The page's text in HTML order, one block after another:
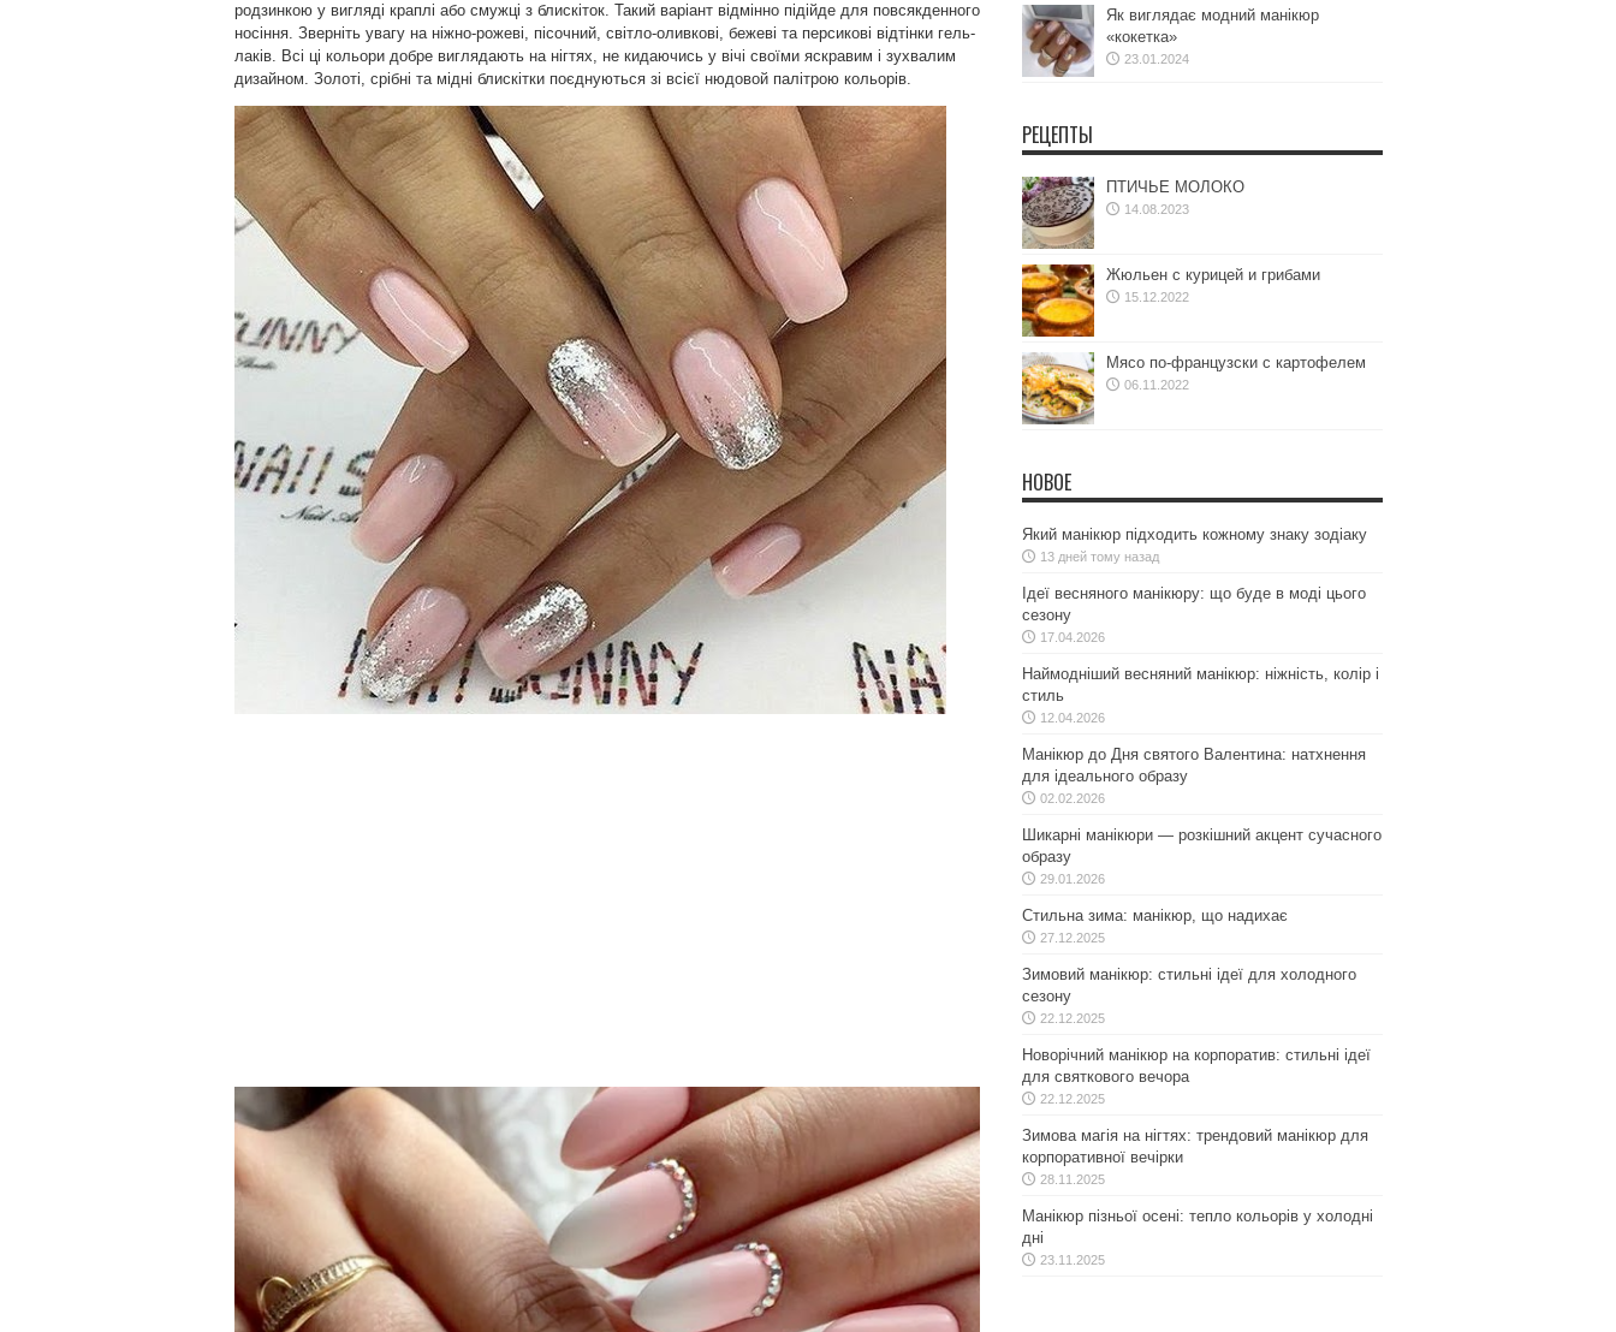
родзинкою у вигляді краплі або смужці з блискіток. Такий варіант відмінно підійде для повсякденного
носіння. Зверніть увагу на ніжно-рожеві, пісочний, світло-оливкові, бежеві та персикові відтінки гель-
лаків. Всі ці кольори добре виглядають на нігтях, не кидаючись у вічі своїми яскравим і зухвалим
дизайном. Золоті, срібні та мідні блискітки поєднуються зі всієї нюдовой палітрою кольорів.
Як виглядає модний манікюр
«кокетка»
23.01.2024
РЕЦЕПТЫ
ПТИЧЬЕ МОЛОКО
14.08.2023
Жюльен с курицей и грибами
15.12.2022
Мясо по-французски с картофелем
06.11.2022
НОВОЕ
Який манікюр підходить кожному знаку зодіаку
13 дней тому назад
Ідеї весняного манікюру: що буде в моді цього
сезону
17.04.2026
Наймодніший весняний манікюр: ніжність, колір і
стиль
12.04.2026
Манікюр до Дня святого Валентина: натхнення
для ідеального образу
02.02.2026
Шикарні манікюри — розкішний акцент сучасного
образу
29.01.2026
Стильна зима: манікюр, що надихає
27.12.2025
Зимовий манікюр: стильні ідеї для холодного
сезону
22.12.2025
Новорічний манікюр на корпоратив: стильні ідеї
для святкового вечора
22.12.2025
Зимова магія на нігтях: трендовий манікюр для
корпоративної вечірки
28.11.2025
Манікюр пізньої осені: тепло кольорів у холодні
дні
23.11.2025